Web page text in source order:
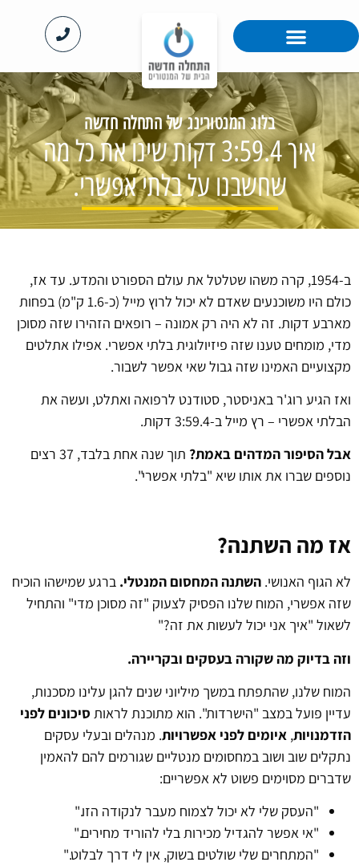
בלוג המנטורינג של התחלה חדשה
איך 3:59.4 דקות שינו את כל מה
שחשבנו על בלתי אפשרי.
ב-1954, קרה משהו שטלטל את עולם הספורט והמדע. עד אז,
כולם היו משוכנעים שאדם לא יכול לרוץ מייל (כ-1.6 ק"מ) בפחות
מארבע דקות. זה לא היה רק אמונה – רופאים הזהירו שזה מסוכן
מדי, מומחים טענו שזה פיזיולוגית בלתי אפשרי. אפילו אתלטים
מקצועיים האמינו שזה גבול שאי אפשר לשבור.
ואז הגיע רוג'ר באניסטר, סטודנט לרפואה ואתלט, ועשה את
הבלתי אפשרי – רץ מייל ב-3:59.4 דקות.
אבל הסיפור המדהים באמת?
תוך שנה אחת בלבד, 37 רצים
נוספים שברו את אותו שיא "בלתי אפשרי".
אז מה השתנה?
לא הגוף האנושי. השתנה המחסום המנטלי. ברגע שמישהו הוכיח
שזה אפשרי, המוח שלנו הפסיק לצעוק "זה מסוכן מדי" והתחיל
לשאול "איך אני יכול לעשות את זה?"
וזה בדיוק מה שקורה בעסקים ובקריירה.
המוח שלנו, שהתפתח במשך מיליוני שנים להגן עלינו מסכנות,
עדיין פועל במצב "הישרדות". הוא מתוכנת לראות סיכונים לפני
הזדמנויות, איומים לפני אפשרויות. מנהלים ובעלי עסקים
נתקלים שוב ושוב במחסומים מנטליים שגורמים להם להאמין
שדברים מסוימים פשוט לא אפשריים:
"העסק שלי לא יכול לצמוח מעבר לנקודה הזו."
"אי אפשר להגדיל מכירות בלי להוריד מחירים."
"המתחרים שלי שולטים בשוק, אין לי דרך לבלוט."